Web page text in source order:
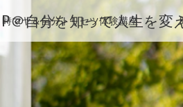
＠自分を知って人生を変
時マヤ＆自分トリセツ体験講座